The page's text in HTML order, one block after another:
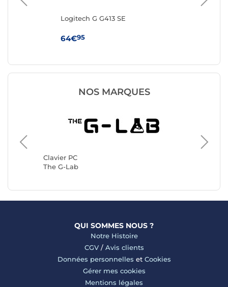
Logitech G G413 SE
64€95
NOS MARQUES
Clavier PC
The G-Lab
Clavier
QUI SOMMES NOUS ?
Notre Histoire
CGV/ Avis clients
Données personnelles et Cookies
Gérer mes cookies
Mentions légales